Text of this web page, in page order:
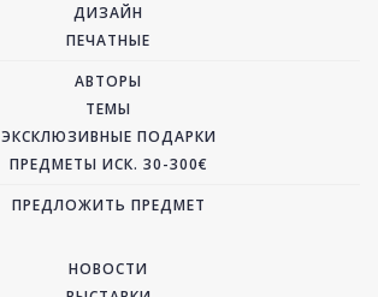
ДИЗАЙН
ПЕЧАТНЫЕ
АВТОРЫ
ТЕМЫ
ЭКСКЛЮЗИВНЫЕ ПОДАРКИ
ПРЕДМЕТЫ ИСК. 30-300€
ПРЕДЛОЖИТЬ ПРЕДМЕТ
НОВОСТИ